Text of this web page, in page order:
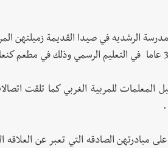
الرشديه في صيدا القديمة زميلتهن
تقاعدت خلال الاسابيع الماضيه بعد أن أمضت 39 عاما في التعليم
للمربية الغربي كما تلقت
.
مبادرتهن الصادقه التي تعبر عن